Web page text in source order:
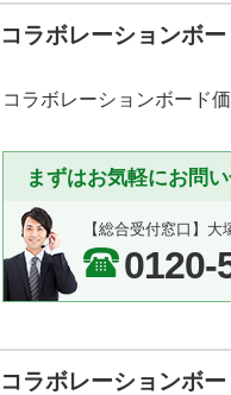
コラボレーションボ
コラボレーションボード
まずはお気軽にお問
【総合受付窓口】 大
0120-
コラボレーションボ